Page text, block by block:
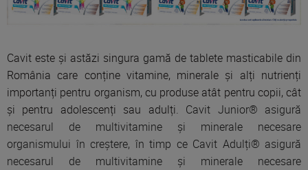
Cavit este și astăzi singura gamă de tablete masticabile din
România care conține vitamine, minerale și alți nutrienți
importanți pentru organism, cu produse atât pentru copii, cât
și pentru adolescenți sau adulți. Cavit Junior® asigură
necesarul de multivitamine și minerale necesare
organismului în creștere, în timp ce Cavit Adulți® asigură
necesarul de multivitamine și minerale necesare